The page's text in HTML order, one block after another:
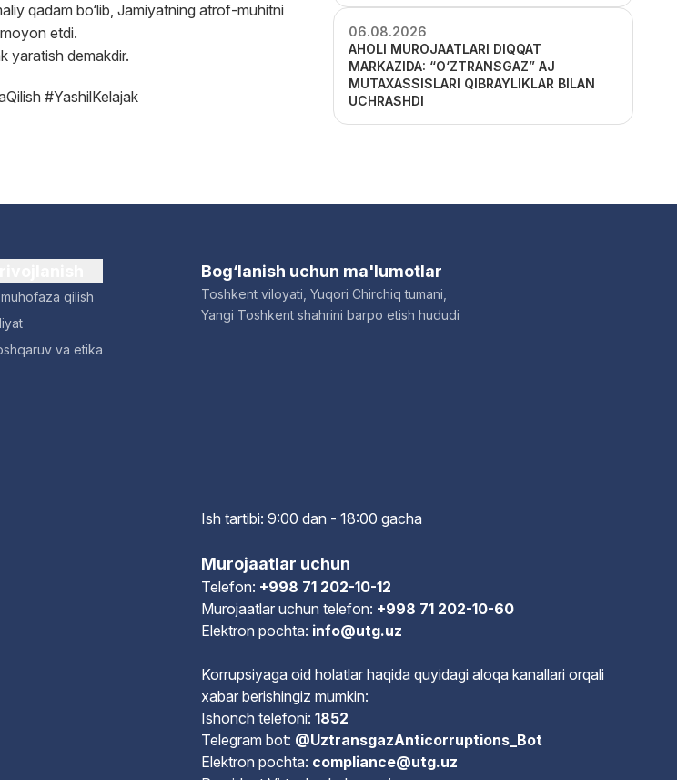
qadam bo‘lib, Jamiyatning atrof-muhitni
etdi.
yaratish demakdir.
#YashilKelajak
06.08.2026
AHOLI MUROJAATLARI DIQQAT
MARKAZIDA: “O‘ZTRANSGAZ” AJ
MUTAXASSISLARI QIBRAYLIKLAR BILAN
UCHRASHDI
qilish
va etika
Bog‘lanish uchun ma'lumotlar
Toshkent viloyati, Yuqori Chirchiq tumani,
Yangi Toshkent shahrini barpo etish hududi
Ish tartibi: 9:00 dan - 18:00 gacha
Murojaatlar uchun
Telefon: +998 71 202-10-12
Murojaatlar uchun telefon: +998 71 202-10-60
Elektron pochta: info@utg.uz
Korrupsiyaga oid holatlar haqida quyidagi aloqa kanallari orqali
xabar berishingiz mumkin:
Ishonch telefoni:1852
Telegram bot: @UztransgazAnticorruptions_Bot
Elektron pochta: compliance@utg.uz